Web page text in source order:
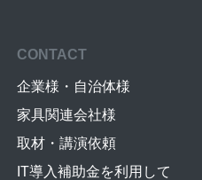
CONTACT
企業様・自治体様
家具関連会社様
取材・講演依頼
IT導入補助金を利用して